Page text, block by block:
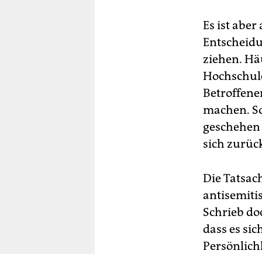
Es ist
ziehen.
machen.
sich
Die
Schrieb
dass es